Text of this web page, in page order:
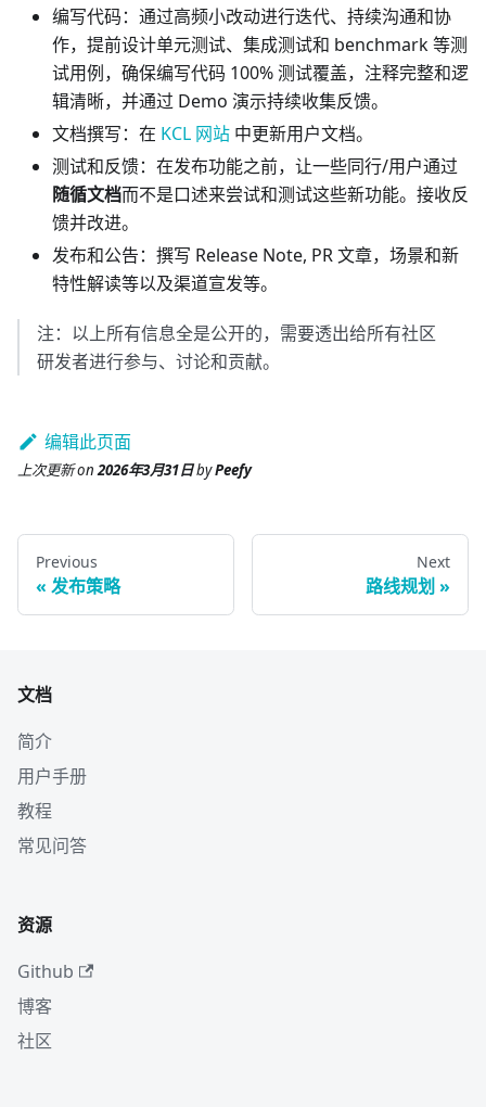
编写代码：通过高频小改动进行迭代、持续沟通和协
作，提前设计单元测试、集成测试和 benchmark 等测
试用例，确保编写代码 100% 测试覆盖，注释完整和逻
辑清晰，并通过 Demo 演示持续收集反馈。
文档撰写：在 KCL 网站 中更新用户文档。
测试和反馈：在发布功能之前，让一些同行/用户通过
随循文档而不是口述来尝试和测试这些新功能。接收反
馈并改进。
发布和公告：撰写 Release Note, PR 文章，场景和新
特性解读等以及渠道宣发等。
注：以上所有信息全是公开的，需要透出给所有社区
研发者进行参与、讨论和贡献。
编辑此页面
上次更新on2026年3月31日byPeefy
Previous
发布策略
Next
路线规划
文档
简介
用户手册
教程
常见问答
资源
Github
博客
社区